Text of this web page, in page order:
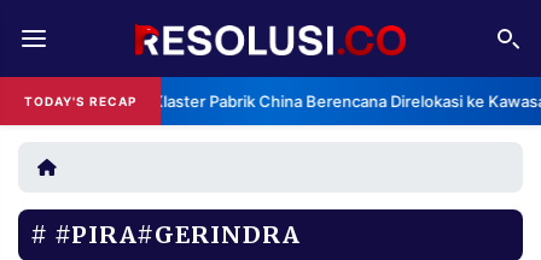
TODAY'S RECAP Klaster Pabrik China Berencana Direlokasi ke
REDAKSI TENTANG
RESOLUSI IKLAN
RUBRIKASI
#PIRA#GERINDRA